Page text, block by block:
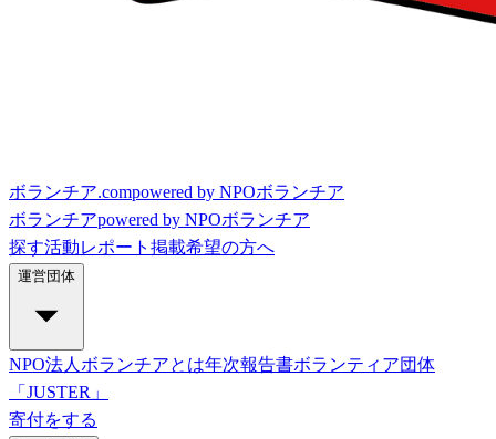
ボランチア.compowered by NPOボランチア
ボランチアpowered by NPOボランチア
探す活動レポート 掲載希望の方へ
運営団体
NPO法人ボランチアとは年次報告書ボランティア団体
「JUSTER」
寄付をする